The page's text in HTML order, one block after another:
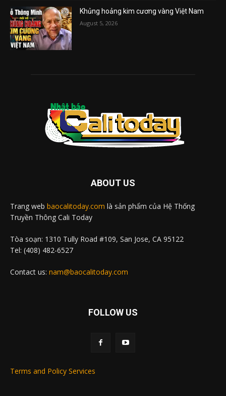
Khủng hoảng kim cương vàng Việt Nam
August 5, 2026
ABOUT US
Trang web baocalitoday.com là sản phẩm của Hệ Thống
Truyền Thông Cali Today
Tòa soạn: 1310 Tully Road #109, San Jose, CA 95122
Tel: (408) 482-6527
Contact us: nam@baocalitoday.com
FOLLOW US
Terms and Policy Services